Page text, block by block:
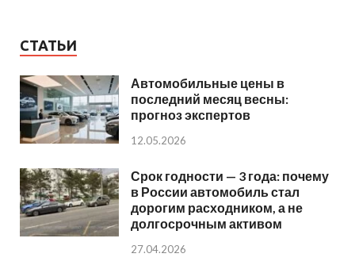
СТАТЬИ
Автомобильные цены в
последний месяц весны:
прогноз экспертов
12.05.2026
Срок годности — 3 года: почему
в России автомобиль стал
дорогим расходником, а не
долгосрочным активом
27.04.2026